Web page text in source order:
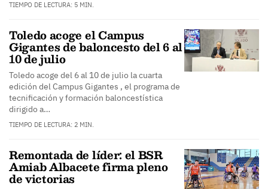
TIEMPO DE LECTURA: 5 MIN.
Toledo acoge el Campus
Gigantes de baloncesto del 6 al
10 de julio
Toledo acoge del 6 al 10 de julio la cuarta
edición del Campus Gigantes , el programa de
tecnificación y formación baloncestística
dirigido a…
TIEMPO DE LECTURA: 2 MIN.
Remontada de líder: el BSR
Amiab Albacete firma pleno
de victorias